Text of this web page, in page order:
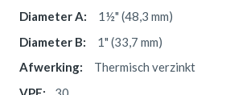
1½" (48,3 mm)
1" (33,7 mm)
Thermisch verzinkt